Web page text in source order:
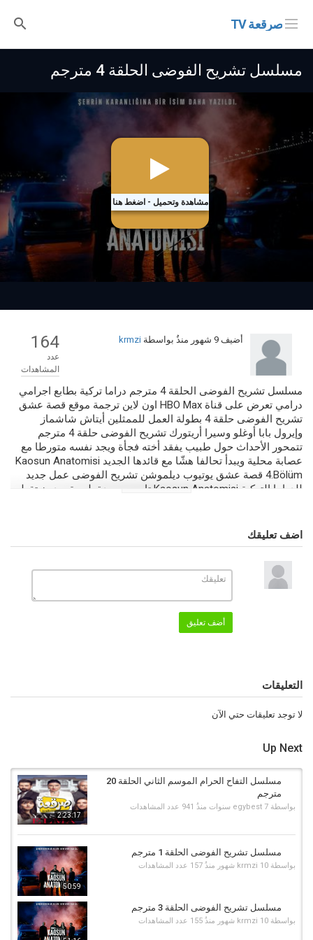
صرقعة TV
مسلسل تشريح الفوضى الحلقة 4 مترجم
مشاهدة وتحميل - اضغط هنا
أضيف 9 شهور منذُ بواسطة krmzi
164
عدد
المشاهدات
مسلسل تشريح الفوضى الحلقة 4 مترجم دراما تركية بطابع اجرامي
درامي تعرض على قناة HBO Max اون لاين ترجمة موقع قصة عشق
تشريح الفوضى حلقة 4 بطولة العمل للممثلين أيتاش شاشماز
وإيرول بابا أوغلو وسيرا أريتورك تشريح الفوضى حلقة 4 مترجم
تتمحور الأحداث حول طبيب يفقد أخته فجأة ويجد نفسه متورطا مع
عصابة محلية ويبدأ تحالفا هشّا مع قائدها الجديد Kaosun Anatomisi
4.Bölüm قصة عشق يوتيوب ديلموشن تشريح الفوضى عمل جديد
للدراما التركية Kaosun Anatomisi تابعوه بجودة بلورية وبدون تقطيع
التصنيف
مسلسلات تركية 2025
مسلسلات جديدة 2026
الكلمات الدلالية
تشريح الفوضى
تشريح الفوضى 4
Kaosun Anatomisi
, تشريح الفوضى الحلقة 4 مترجم , مسلسل تشريح
تشريح الفوضى الحلقة 4
اضف تعليقك
أضف تعليق
التعليقات
لا توجد تعليقات حتي الآن
Up Next
2:23:17
مسلسل التفاح الحرام الموسم الثاني الحلقة 20
مترجم
بواسطة egybest 7 سنوات منذُ 941 عدد المشاهدات
50:59
مسلسل تشريح الفوضى الحلقة 1 مترجم
بواسطة krmzi 10 شهور منذُ 157 عدد المشاهدات
مسلسل تشريح الفوضى الحلقة 3 مترجم
بواسطة krmzi 10 شهور منذُ 155 عدد المشاهدات